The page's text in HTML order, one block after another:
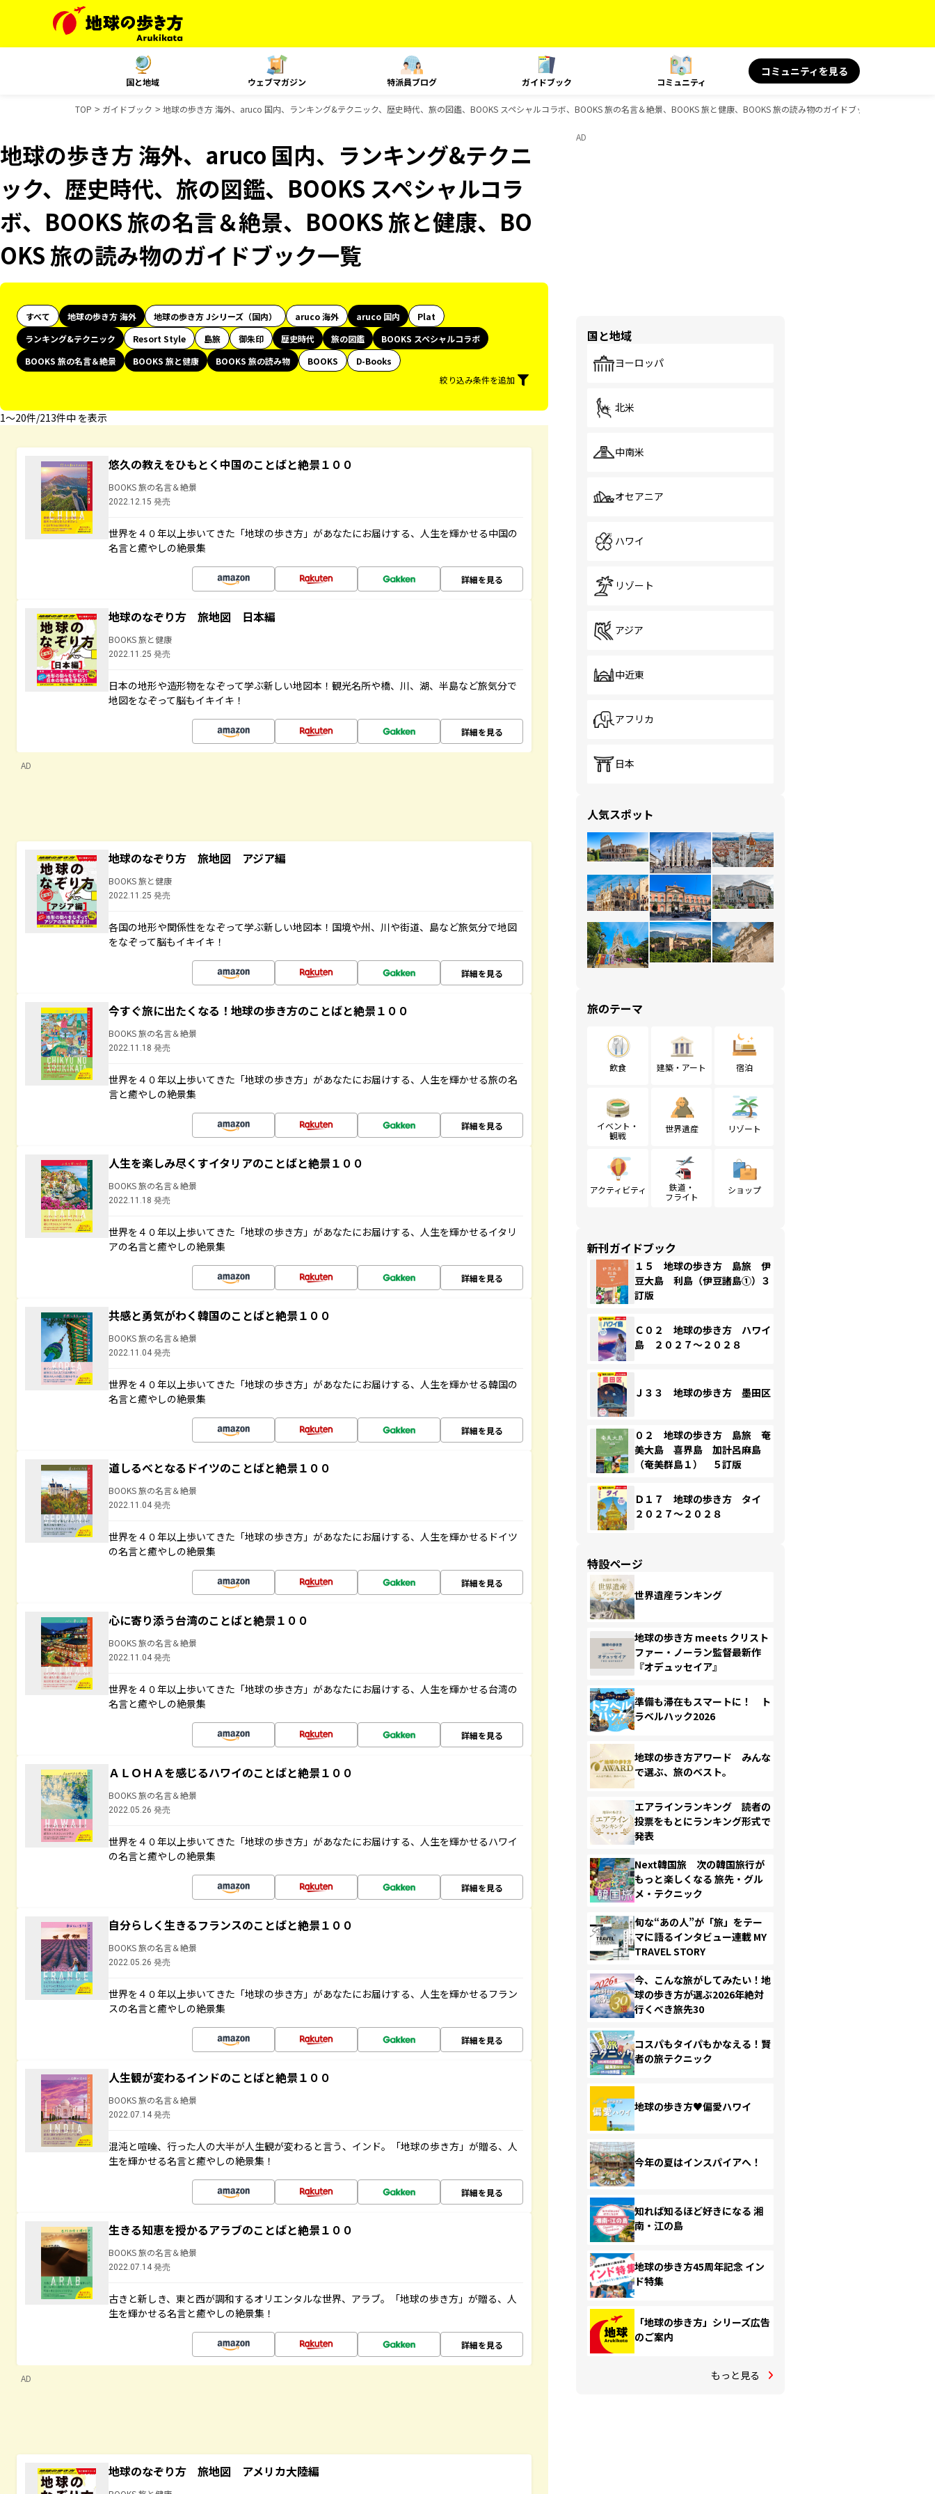
国と地域 ウェブマガジン 特派員ブログ ガイドブック コミュニティ
コミュニティを見る
TOP ガイドブック 地球の歩き方 海外、aruco 国内、ランキング&テクニック、歴史時代、旅の図鑑、BOOKS スペシャルコラボ、BOOKS 旅の名言＆絶景、BOOKS 旅と健康、BOOKS 旅の読み物のガイドブック一覧
地球の歩き方 海外、aruco 国内、ランキング&テクニ
ック、歴史時代、旅の図鑑、BOOKS スペシャルコラ
ボ、BOOKS 旅の名言＆絶景、BOOKS 旅と健康、BO
OKS 旅の読み物のガイドブック一覧
すべて 地球の歩き方 海外 地球の歩き方 Jシリーズ（国内） aruco 海外 aruco 国内
Plat
ランキング&テクニック
Resort Style 島旅 御朱印 歴史時代 旅の図鑑
BOOKS スペシャルコラボ
BOOKS 旅の名言＆絶景
BOOKS 旅と健康 BOOKS 旅の読み物 BOOKS
D-Books
絞り込み条件を追加
1〜20件/213件中 を表示
悠久の教えをひもとく中国のことばと絶景１００
BOOKS 旅の名言＆絶景
2022.12.15 発売
世界を４０年以上歩いてきた「地球の歩き方」があなたにお届けする、人生を輝かせる中国の
名言と癒やしの絶景集
詳細を見る
地球のなぞり方 旅地図 日本編
BOOKS 旅と健康
2022.11.25 発売
日本の地形や造形物をなぞって学ぶ新しい地図本！観光名所や橋、川、湖、半島など旅気分で
地図をなぞって脳もイキイキ！
詳細を見る
AD
地球のなぞり方 旅地図 アジア編
BOOKS 旅と健康
2022.11.25 発売
各国の地形や関係性をなぞって学ぶ新しい地図本！国境や州、川や街道、島など旅気分で地図
をなぞって脳もイキイキ！
詳細を見る
今すぐ旅に出たくなる！地球の歩き方のことばと絶景１００
BOOKS 旅の名言＆絶景
2022.11.18 発売
世界を４０年以上歩いてきた「地球の歩き方」があなたにお届けする、人生を輝かせる旅の名
言と癒やしの絶景集
詳細を見る
人生を楽しみ尽くすイタリアのことばと絶景１００
BOOKS 旅の名言＆絶景
2022.11.18 発売
世界を４０年以上歩いてきた「地球の歩き方」があなたにお届けする、人生を輝かせるイタリ
アの名言と癒やしの絶景集
詳細を見る
共感と勇気がわく韓国のことばと絶景１００
BOOKS 旅の名言＆絶景
2022.11.04 発売
世界を４０年以上歩いてきた「地球の歩き方」があなたにお届けする、人生を輝かせる韓国の
名言と癒やしの絶景集
詳細を見る
道しるべとなるドイツのことばと絶景１００
BOOKS 旅の名言＆絶景
2022.11.04 発売
世界を４０年以上歩いてきた「地球の歩き方」があなたにお届けする、人生を輝かせるドイツ
の名言と癒やしの絶景集
詳細を見る
心に寄り添う台湾のことばと絶景１００
BOOKS 旅の名言＆絶景
2022.11.04 発売
世界を４０年以上歩いてきた「地球の歩き方」があなたにお届けする、人生を輝かせる台湾の
名言と癒やしの絶景集
詳細を見る
ＡＬＯＨＡを感じるハワイのことばと絶景１００
BOOKS 旅の名言＆絶景
2022.05.26 発売
世界を４０年以上歩いてきた「地球の歩き方」があなたにお届けする、人生を輝かせるハワイ
の名言と癒やしの絶景集
詳細を見る
自分らしく生きるフランスのことばと絶景１００
BOOKS 旅の名言＆絶景
2022.05.26 発売
世界を４０年以上歩いてきた「地球の歩き方」があなたにお届けする、人生を輝かせるフラン
スの名言と癒やしの絶景集
詳細を見る
人生観が変わるインドのことばと絶景１００
BOOKS 旅の名言＆絶景
2022.07.14 発売
混沌と喧噪、行った人の大半が人生観が変わると言う、インド。「地球の歩き方」が贈る、人
生を輝かせる名言と癒やしの絶景集！
詳細を見る
生きる知恵を授かるアラブのことばと絶景１００
BOOKS 旅の名言＆絶景
2022.07.14 発売
古きと新しき、東と西が調和するオリエンタルな世界、アラブ。「地球の歩き方」が贈る、人
生を輝かせる名言と癒やしの絶景集！
詳細を見る
AD
地球のなぞり方 旅地図 アメリカ大陸編
AD
国と地域
ヨーロッパ
北米
中南米
オセアニア
ハワイ
リゾート
アジア
中近東
アフリカ
日本
人気スポット
旅のテーマ
飲食 建築・アート 宿泊
イベント・
観戦
世界遺産 リゾート
アクティビティ
鉄道・
フライト
ショップ
新刊ガイドブック
１５ 地球の歩き方 島旅 伊
豆大島 利島（伊豆諸島①）３
訂版
Ｃ０２ 地球の歩き方 ハワイ
島 ２０２７～２０２８
Ｊ３３ 地球の歩き方 墨田区
０２ 地球の歩き方 島旅 奄
美大島 喜界島 加計呂麻島
（奄美群島１） ５訂版
Ｄ１７ 地球の歩き方 タイ
２０２７～２０２８
特設ページ
世界遺産ランキング
地球の歩き方 meets クリスト
ファー・ノーラン監督最新作
『オデュッセイア』
準備も滞在もスマートに！ ト
ラベルハック2026
地球の歩き方アワード みんな
で選ぶ、旅のベスト。
エアラインランキング 読者の
投票をもとにランキング形式で
発表
Next韓国旅 次の韓国旅行が
もっと楽しくなる 旅先・グル
メ・テクニック
旬な“あの人”が「旅」をテー
マに語るインタビュー連載 MY
TRAVEL STORY
今、こんな旅がしてみたい！地
球の歩き方が選ぶ2026年絶対
行くべき旅先30
コスパもタイパもかなえる！賢
者の旅テクニック
地球の歩き方♥偏愛ハワイ
今年の夏はインスパイアへ！
知れば知るほど好きになる 湘
南・江の島
地球の歩き方45周年記念 イン
ド特集
「地球の歩き方」シリーズ広告
のご案内
もっと見る